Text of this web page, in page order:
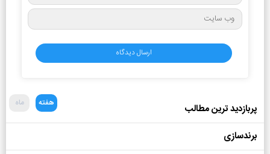
پربازدید ترین مطالب هفته ماه
برندسازی